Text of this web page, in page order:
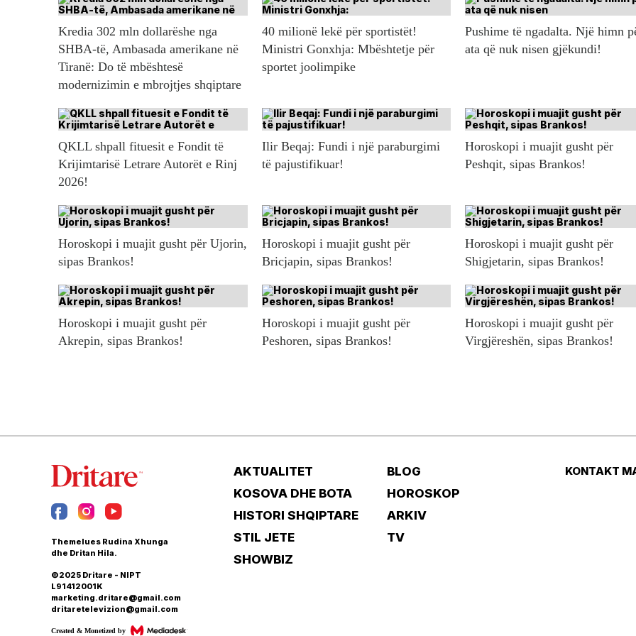
Kredia 302 mln dollarëshe nga
SHBA-të, Ambasada amerikane në
Tiranë: Do të mbështesë
modernizimin e mbrojtjes shqiptare
40 milionë lekë për sportistët!
Ministri Gonxhja: Mbështetje për
sportet joolimpike
Pushime të ngadalta. Një himn
ata që nuk nisen gjëkundi!
QKLL shpall fituesit e Fondit të
Krijimtarisë Letrare Autorët e Rinj
2026!
Ilir Beqaj: Fundi i një paraburgimi
të pajustifikuar!
Horoskopi i muajit gusht për
Peshqit, sipas Brankos!
Horoskopi i muajit gusht për Ujorin,
sipas Brankos!
Horoskopi i muajit gusht për
Bricjapin, sipas Brankos!
Horoskopi i muajit gusht për
Shigjetarin, sipas Brankos!
Horoskopi i muajit gusht për
Akrepin, sipas Brankos!
Horoskopi i muajit gusht për
Peshoren, sipas Brankos!
Horoskopi i muajit gusht për
Virgjëreshën, sipas Brankos!
Themelues Rudina Xhunga
dhe Dritan Hila.
©2025 Dritare - NIPT
L91412001K
marketing.dritare@gmail.com
dritaretelevizion@gmail.com
Created & Monetized by
AKTUALITET
KOSOVA DHE BOTA
HISTORI SHQIPTARE
STIL JETE
SHOWBIZ
BLOG
HOROSKOP
ARKIV
TV
KONTAKT